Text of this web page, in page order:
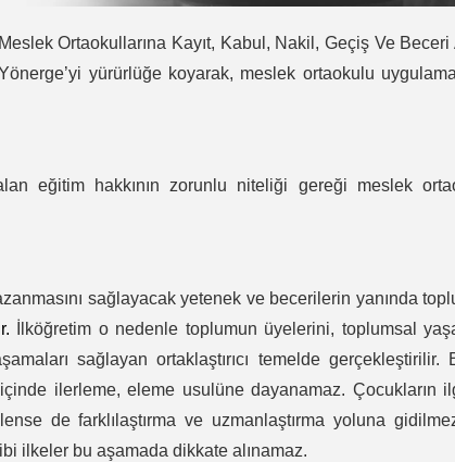
Ortaokullarına Kayıt, Kabul, Nakil, Geçiş Ve Beceri
yürürlüğe koyarak, meslek ortaokulu
eğitim hakkının zorunlu niteliği gereği meslek
sağlayacak yetenek ve becerilerin yanında
İlköğretim o nedenle toplumun üyelerini, toplumsal
sağlayan ortaklaştırıcı temelde gerçekleştirilir.
ilerleme, eleme usulüne dayanamaz. Çocukların
de farklılaştırma ve uzmanlaştırma yoluna
ilkeler bu aşamada dikkate alınamaz.